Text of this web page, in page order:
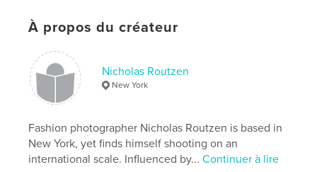
À propos du créateur
Nicholas Routzen
New York
Fashion photographer Nicholas Routzen is based in
New York, yet finds himself shooting on an
international scale. Influenced by...Continuer à lire